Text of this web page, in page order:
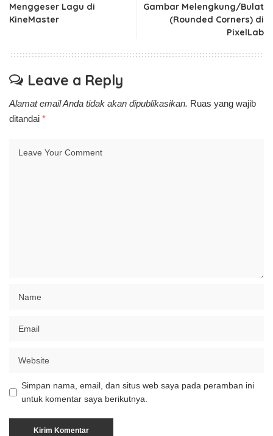
Menggeser Lagu di
KineMaster
Gambar Melengkung/Bulat
(Rounded Corners) di
PixelLab
Leave a Reply
Alamat email Anda tidak akan dipublikasikan. Ruas yang wajib
ditandai *
Simpan nama, email, dan situs web saya pada peramban ini
untuk komentar saya berikutnya.